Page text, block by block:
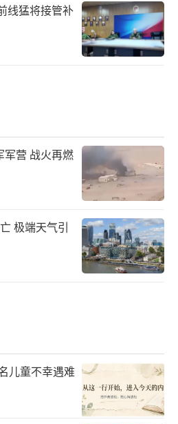
线猛将接管补
军营 战火再燃
极端天气引
儿童不幸遇难